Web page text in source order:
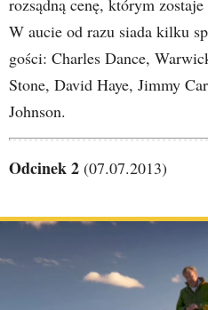
W aucie od razu siada kilku
gości: Charles Dance,
Stone, David Haye, Jimmy
Johnson.
Odcinek 2 (07.07.2013)